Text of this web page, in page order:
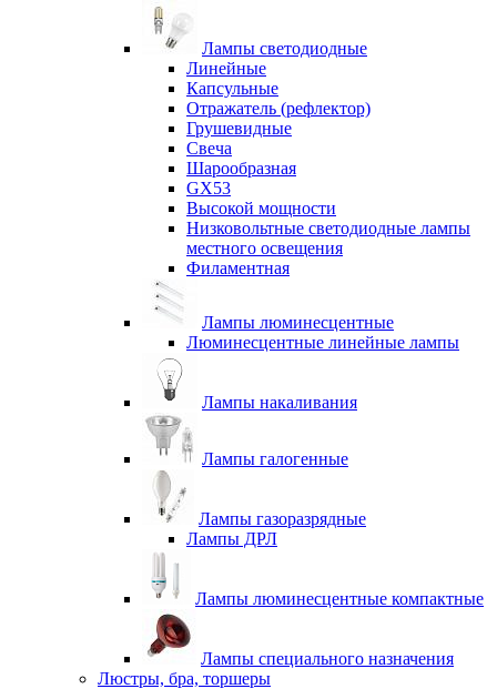
Лампы светодиодные
Линейные
Капсульные
Отражатель (рефлектор)
Грушевидные
Свеча
Шарообразная
GX53
Высокой мощности
Низковольтные светодиодные лампы
местного освещения
Филаментная
Лампы люминесцентные
Люминесцентные линейные лампы
Лампы накаливания
Лампы галогенные
Лампы газоразрядные
Лампы ДРЛ
Лампы люминесцентные компактные
Лампы специального назначения
Люстры, бра, торшеры